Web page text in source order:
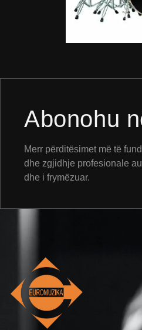
Abonohu
Merr përditësimet më të
dhe zgjidhje profesionale
dhe i frymëzuar.